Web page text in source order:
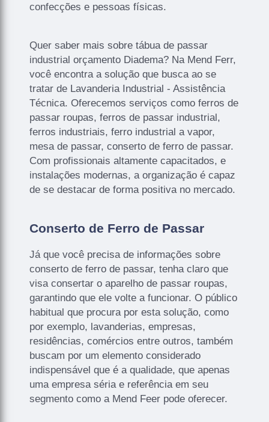
confecções e pessoas físicas.
Quer saber mais sobre tábua de passar
industrial orçamento Diadema? Na Mend Ferr,
você encontra a solução que busca ao se
tratar de Lavanderia Industrial - Assistência
Técnica. Oferecemos serviços como ferros de
passar roupas, ferros de passar industrial,
ferros industriais, ferro industrial a vapor,
mesa de passar, conserto de ferro de passar.
Com profissionais altamente capacitados, e
instalações modernas, a organização é capaz
de se destacar de forma positiva no mercado.
Conserto de Ferro de Passar
Já que você precisa de informações sobre
conserto de ferro de passar, tenha claro que
visa consertar o aparelho de passar roupas,
garantindo que ele volte a funcionar. O público
habitual que procura por esta solução, como
por exemplo, lavanderias, empresas,
residências, comércios entre outros, também
buscam por um elemento considerado
indispensável que é a qualidade, que apenas
uma empresa séria e referência em seu
segmento como a Mend Feer pode oferecer.